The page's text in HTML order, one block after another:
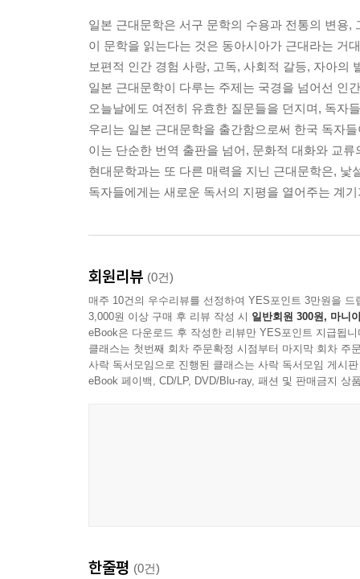
일본 근대문학은 서구 문학의 수용과 전통의 변용
이 문학을 읽는다는 것은 동아시아가 근대라는 거
보편적 인간 경험 사랑, 고독, 사회적 갈등, 자아의
일본 근대문학이 다루는 주제는 국경을 넘어선 인
오늘날에도 여전히 유효한 질문들을 던지며, 독자
우리는 일본 근대문학을 출간함으로써 한국 독자
이는 단순한 번역 출판을 넘어, 문화적 대화와 교
현대문학과는 또 다른 매력을 지닌 근대문학은, 낯
독자들에게는 새로운 독서의 지평을 열어주는 계
회원리뷰 (0건)
매주 10건의 우수리뷰를 선정하여 YES포인트 3만원을 드
3,000원 이상 구매 후 리뷰 작성 시 일반회원 300원, 마니
eBook은 다운로드 후 작성한 리뷰만 YES포인트 지급됩니
클래스는 첫번째 회차 주문확정 시점부터 마지막 회차 주
사락 독서모임으로 진행된 클래스는 사락 독서모임 게시
eBook 페이백, CD/LP, DVD/Blu-ray, 패션 및 판매금지 상
한줄평 (0건)